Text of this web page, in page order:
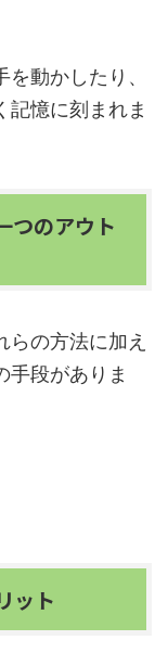
動かしたり、
記憶に刻まれま
つのアウト
の方法に加え
手段がありま
ット